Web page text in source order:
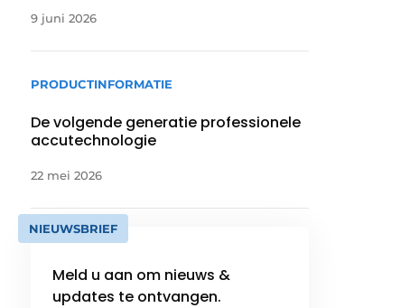
9 juni 2026
PRODUCTINFORMATIE
De volgende generatie professionele
accutechnologie
22 mei 2026
NIEUWSBRIEF
Meld u aan om nieuws &
updates te ontvangen.